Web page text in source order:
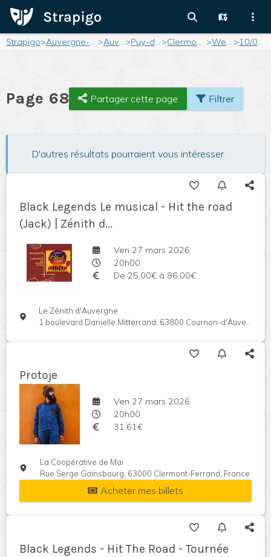
Strapigo> Auvergne-Rhône-Alpes > Auvergne> Puy-de-Dôme > Clermont-Ferrand > Weekend > 10/05/2025
Page 68 Partager cette page Filtrer
D'autres résultats pourraient vous intéresser
Black Legends Le musical - Hit the road
(Jack) | Zénith d...
Ven 27 mars 2026
20h00
De 25,00€ à 86,00€
Le Zénith d'Auvergne
1 boulevard Danielle Mitterrand, 63800 Cournon-d'Auvergne, France
Protoje
Ven 27 mars 2026
20h00
31,61€
La Coopérative de Mai
Rue Serge Gainsbourg, 63000 Clermont-Ferrand, France
Acheter mes billets
Black Legends - Hit The Road - Tournée